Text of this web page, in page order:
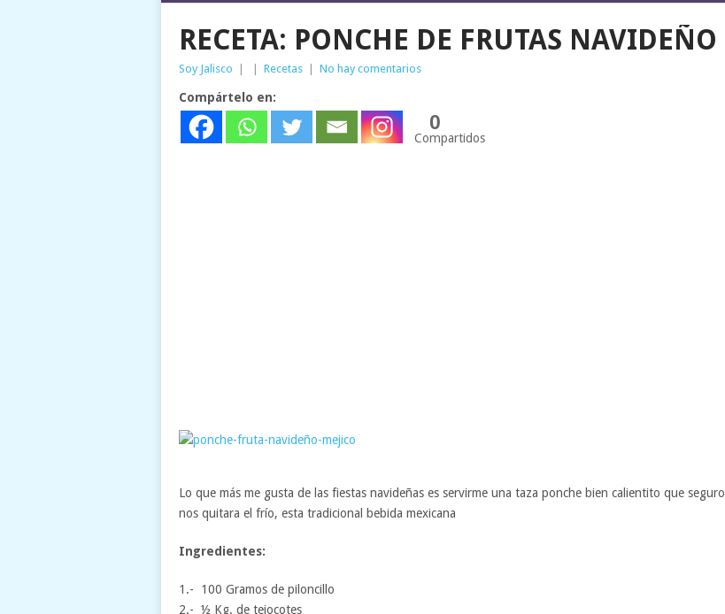
RECETA: PONCHE DE FRUTAS NAVIDEÑO
Soy Jalisco Recetas No hay comentarios
Compártelo en:
0
Compartidos
Lo que más me gusta de las fiestas navideñas es servirme una taza ponche bien calientito que seguro
nos quitara el frío, esta tradicional bebida mexicana
Ingredientes:
1.- 100 Gramos de piloncillo
2.- ½ Kg. de tejocotes